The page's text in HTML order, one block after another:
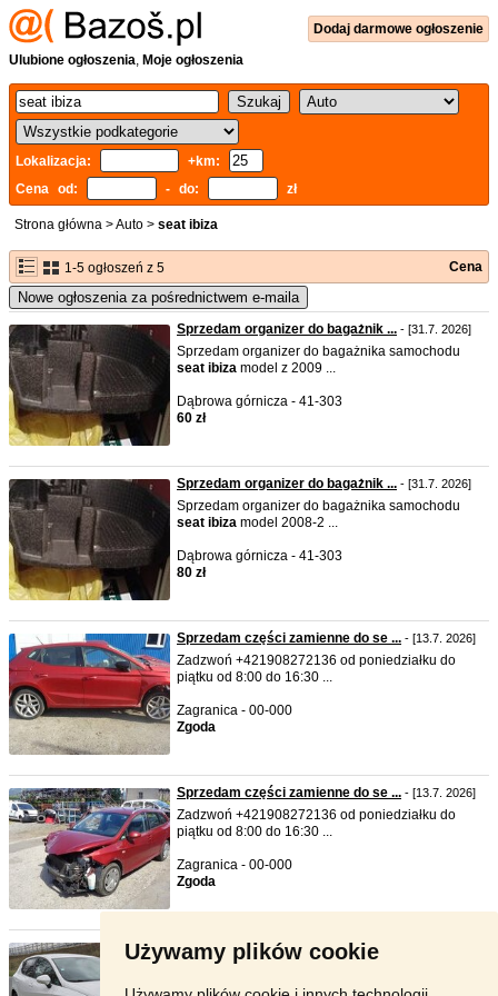
Używamy plików cookie
Dodaj darmowe ogłoszenie
Ulubione ogłoszenia, Moje ogłoszenia
Lokalizacja:
+km:
Cena od:
- do: zł
Strona główna >Auto > seat ibiza
1-5 ogłoszeń z 5 Cena
Nowe ogłoszenia za pośrednictwem e-maila
Sprzedam organizer do bagażnik ... - [31.7. 2026]
Sprzedam organizer do bagażnika samochodu
seat ibiza model z 2009 ...
Dąbrowa górnicza - 41-303
60 zł
Sprzedam organizer do bagażnik ... - [31.7. 2026]
Sprzedam organizer do bagażnika samochodu
seat ibiza model 2008-2 ...
Dąbrowa górnicza - 41-303
80 zł
Sprzedam części zamienne do se ... - [13.7. 2026]
Zadzwoń +421908272136 od poniedziałku do
piątku od 8:00 do 16:30 ...
Zagranica - 00-000
Zgoda
Sprzedam części zamienne do se ... - [13.7. 2026]
Zadzwoń +421908272136 od poniedziałku do
piątku od 8:00 do 16:30 ...
Zagranica - 00-000
Zgoda
Seat Ibiza ITECH 1,6TDI 90KM 2 ...
Produkcja 2013r Silnik ...